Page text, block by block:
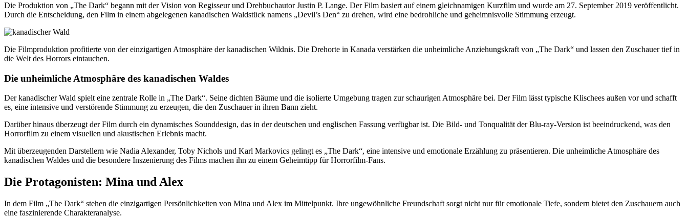
Die Produktion von „The Dark“ begann mit der Vision von Regisseur und Drehbuchautor Justin P. Lange. Der Film basiert auf einem gleichnamigen Kurzfilm und wurde am 27. September 2019 veröffentlicht.
Durch die Entscheidung, den Film in einem abgelegenen kanadischen Waldstück namens „Devil’s Den“ zu drehen, wird eine bedrohliche und geheimnisvolle Stimmung erzeugt.
Die Filmproduktion profitierte von der einzigartigen Atmosphäre der kanadischen Wildnis. Die Drehorte in Kanada verstärken die unheimliche Anziehungskraft von „The Dark“ und lassen den Zuschauer tief in
die Welt des Horrors eintauchen.
Die unheimliche Atmosphäre des kanadischen Waldes
Der kanadischer Wald spielt eine zentrale Rolle in „The Dark“. Seine dichten Bäume und die isolierte Umgebung tragen zur schaurigen Atmosphäre bei. Der Film lässt typische Klischees außen vor und schafft
es, eine intensive und verstörende Stimmung zu erzeugen, die den Zuschauer in ihren Bann zieht.
Darüber hinaus überzeugt der Film durch ein dynamisches Sounddesign, das in der deutschen und englischen Fassung verfügbar ist. Die Bild- und Tonqualität der Blu-ray-Version ist beeindruckend, was den
Horrorfilm zu einem visuellen und akustischen Erlebnis macht.
Mit überzeugenden Darstellern wie Nadia Alexander, Toby Nichols und Karl Markovics gelingt es „The Dark“, eine intensive und emotionale Erzählung zu präsentieren. Die unheimliche Atmosphäre des
kanadischen Waldes und die besondere Inszenierung des Films machen ihn zu einem Geheimtipp für Horrorfilm-Fans.
Die Protagonisten: Mina und Alex
In dem Film „The Dark“ stehen die einzigartigen Persönlichkeiten von Mina und Alex im Mittelpunkt. Ihre ungewöhnliche Freundschaft sorgt nicht nur für emotionale Tiefe, sondern bietet den Zuschauern auch
eine faszinierende Charakteranalyse.